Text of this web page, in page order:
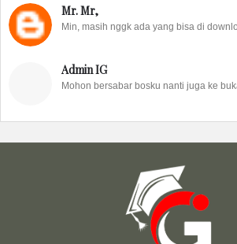
Mr. Mr,
Min, masih nggk ada yang bisa di
Admin IG
Mohon bersabar bosku nanti juga ke